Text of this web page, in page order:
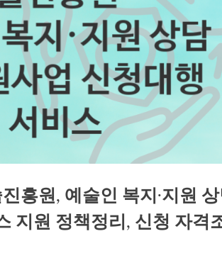
흥원, 예술인 복지·지원 상
지원 정책정리, 신청 자격